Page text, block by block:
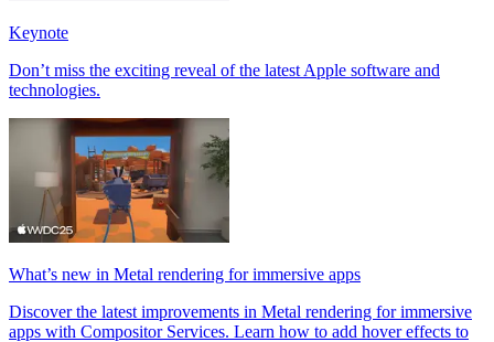
Keynote
Don’t miss the exciting reveal of the latest Apple software and
technologies.
What’s new in Metal rendering for immersive apps
Discover the latest improvements in Metal rendering for immersive
apps with Compositor Services. Learn how to add hover effects to